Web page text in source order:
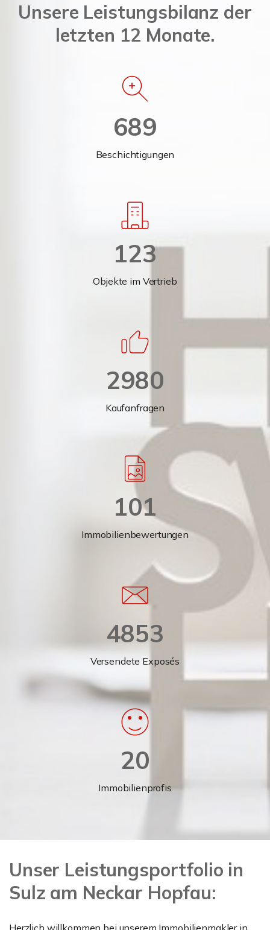
Unsere Leistungsbilanz der
letzten 12 Monate.
689
Beschichtigungen
123
Objekte im Vertrieb
2980
Kaufanfragen
101
Immobilienbewertungen
4853
Versendete Exposés
20
Immobilienprofis
Unser Leistungsportfolio in
Sulz am Neckar Hopfau: